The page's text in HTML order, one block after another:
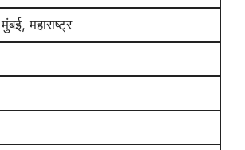
मुंबई, महाराष्ट्र